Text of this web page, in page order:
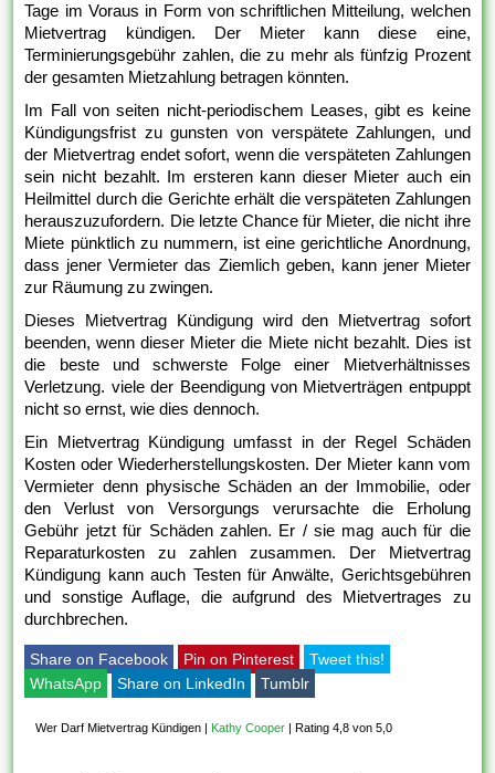
Tage im Voraus in Form von schriftlichen Mitteilung, welchen
Mietvertrag kündigen. Der Mieter kann diese eine,
Terminierungsgebühr zahlen, die zu mehr als fünfzig Prozent
der gesamten Mietzahlung betragen könnten.
Im Fall von seiten nicht-periodischem Leases, gibt es keine
Kündigungsfrist zu gunsten von verspätete Zahlungen, und
der Mietvertrag endet sofort, wenn die verspäteten Zahlungen
sein nicht bezahlt. Im ersteren kann dieser Mieter auch ein
Heilmittel durch die Gerichte erhält die verspäteten Zahlungen
herauszuzufordern. Die letzte Chance für Mieter, die nicht ihre
Miete pünktlich zu nummern, ist eine gerichtliche Anordnung,
dass jener Vermieter das Ziemlich geben, kann jener Mieter
zur Räumung zu zwingen.
Dieses Mietvertrag Kündigung wird den Mietvertrag sofort
beenden, wenn dieser Mieter die Miete nicht bezahlt. Dies ist
die beste und schwerste Folge einer Mietverhältnisses
Verletzung. viele der Beendigung von Mietverträgen entpuppt
nicht so ernst, wie dies dennoch.
Ein Mietvertrag Kündigung umfasst in der Regel Schäden
Kosten oder Wiederherstellungskosten. Der Mieter kann vom
Vermieter denn physische Schäden an der Immobilie, oder
den Verlust von Versorgungs verursachte die Erholung
Gebühr jetzt für Schäden zahlen. Er / sie mag auch für die
Reparaturkosten zu zahlen zusammen. Der Mietvertrag
Kündigung kann auch Testen für Anwälte, Gerichtsgebühren
und sonstige Auflage, die aufgrund des Mietvertrages zu
durchbrechen.
Share on Facebook Pin on Pinterest
Tweet this!
WhatsApp
Share on LinkedIn Tumblr
Wer Darf Mietvertrag Kündigen | Kathy Cooper |Rating 4,8 von 5,0